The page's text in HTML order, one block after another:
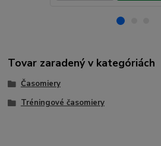
Tovar zaradený v kategóriách
Časomiery
Tréningové časomiery